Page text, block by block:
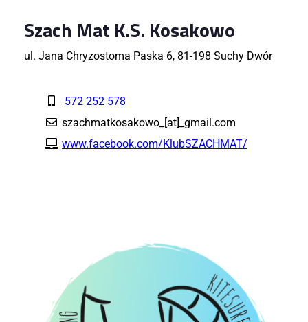
Szach Mat K.S. Kosakowo
ul. Jana Chryzostoma Paska 6, 81-198 Suchy Dwór
572 252 578
szachmatkosakowo_[at]_gmail.com
www.facebook.com/KlubSZACHMAT/